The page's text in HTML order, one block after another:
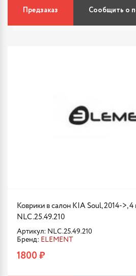
Предзаказ Сообщить о
Коврики в салон KIA Soul, 2014->, 4
NLC.25.49.210
Артикул: NLC.25.49.210
Бренд: ELEMENT
1800 ₽